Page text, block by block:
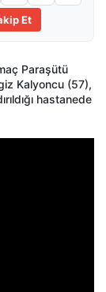
Et
Paraşütü
Kalyoncu (57),
hastanede